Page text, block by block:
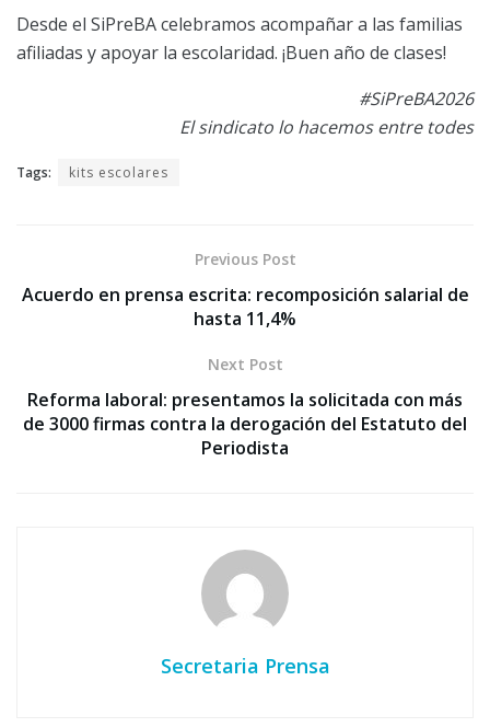
Desde el SiPreBA celebramos acompañar a las familias
afiliadas y apoyar la escolaridad. ¡Buen año de clases!
#SiPreBA2026
El sindicato lo hacemos entre todes
Tags: kits escolares
Previous Post
Acuerdo en prensa escrita: recomposición salarial de
hasta 11,4%
Next Post
Reforma laboral: presentamos la solicitada con más
de 3000 firmas contra la derogación del Estatuto del
Periodista
Secretaria Prensa